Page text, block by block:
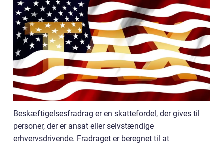
Beskæftigelsesfradrag er en skattefordel, der gives til
personer, der er ansat eller selvstændige
erhvervsdrivende. Fradraget er beregnet til at